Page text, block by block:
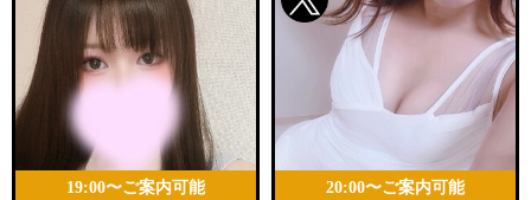
19:00〜ご案内可能 20:00〜ご案内可能